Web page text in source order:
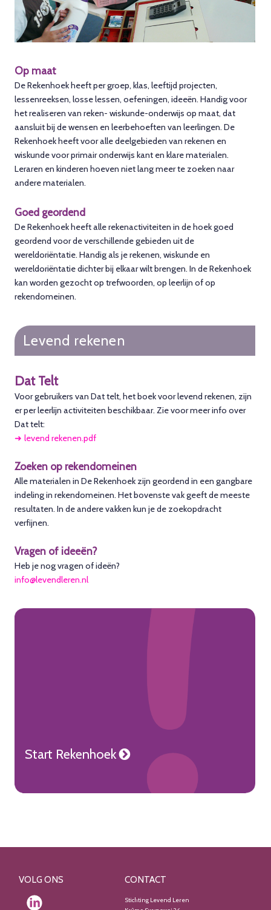
Op maat
De Rekenhoek heeft per groep, klas, leeftijd projecten,
lessenreeksen, losse lessen, oefeningen, ideeën. Handig voor
het realiseren van reken- wiskunde-onderwijs op maat, dat
aansluit bij de wensen en leerbehoeften van leerlingen. De
Rekenhoek heeft voor alle deelgebieden van rekenen en
wiskunde voor primair onderwijs kant en klare materialen.
Leraren en kinderen hoeven niet lang meer te zoeken naar
andere materialen.
Goed geordend
De Rekenhoek heeft alle rekenactiviteiten in de hoek goed
geordend voor de verschillende gebieden uit de
wereldoriëntatie. Handig als je rekenen, wiskunde en
wereldoriëntatie dichter bij elkaar wilt brengen. In de Rekenhoek
kan worden gezocht op trefwoorden, op leerlijn of op
rekendomeinen.
Levend rekenen
Dat Telt
Voor gebruikers van Dat telt, het boek voor levend rekenen, zijn
er per leerlijn activiteiten beschikbaar. Zie voor meer info over
Dat telt:
levend rekenen.pdf
Zoeken op rekendomeinen
Alle materialen in De Rekenhoek zijn geordend in een gangbare
indeling in rekendomeinen. Het bovenste vak geeft de meeste
resultaten. In de andere vakken kun je de zoekopdracht
verfijnen.
Vragen of ideeën?
Heb je nog vragen of ideën?
info@levendleren.nl
Start Rekenhoek
VOLG ONS CONTACT
Stichting Levend Leren